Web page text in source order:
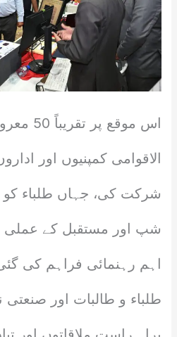
اس موقع
الاقوامی کمپنیوں اور
شرکت کی، جہاں طلباء کو
شپ اور مستقبل کے عملی
اہم رہنمائی فراہم کی
طلباء و طالبات اور صنعتی